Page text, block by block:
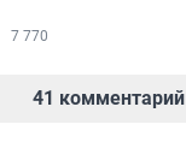
7 770
41 комментарий